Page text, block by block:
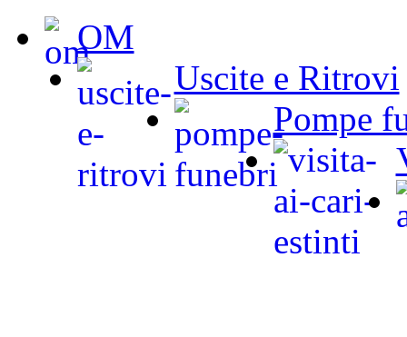
OM
Uscite e Ritrovi
Pompe